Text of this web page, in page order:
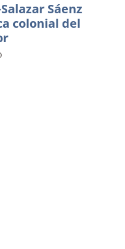
Sáenz
colonial del